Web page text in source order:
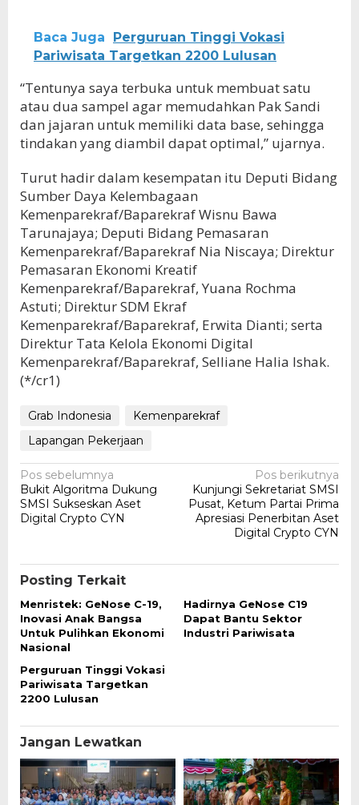
Baca Juga
Perguruan Tinggi Vokasi
Pariwisata Targetkan 2200 Lulusan
“Tentunya saya terbuka untuk membuat satu
atau dua sampel agar memudahkan Pak Sandi
dan jajaran untuk memiliki data base, sehingga
tindakan yang diambil dapat optimal,” ujarnya.
Turut hadir dalam kesempatan itu Deputi Bidang
Sumber Daya Kelembagaan
Kemenparekraf/Baparekraf Wisnu Bawa
Tarunajaya; Deputi Bidang Pemasaran
Kemenparekraf/Baparekraf Nia Niscaya; Direktur
Pemasaran Ekonomi Kreatif
Kemenparekraf/Baparekraf, Yuana Rochma
Astuti; Direktur SDM Ekraf
Kemenparekraf/Baparekraf, Erwita Dianti; serta
Direktur Tata Kelola Ekonomi Digital
Kemenparekraf/Baparekraf, Selliane Halia Ishak.
(*/cr1)
Grab Indonesia
Kemenparekraf
Lapangan Pekerjaan
Navigasi
pos
Pos sebelumnya
Bukit Algoritma Dukung
SMSI Sukseskan Aset
Digital Crypto CYN
Pos berikutnya
Kunjungi Sekretariat SMSI
Pusat, Ketum Partai Prima
Apresiasi Penerbitan Aset
Digital Crypto CYN
Posting Terkait
Menristek: GeNose C-19,
Inovasi Anak Bangsa
Untuk Pulihkan Ekonomi
Nasional
Hadirnya GeNose C19
Dapat Bantu Sektor
Industri Pariwisata
Perguruan Tinggi Vokasi
Pariwisata Targetkan
2200 Lulusan
Jangan Lewatkan